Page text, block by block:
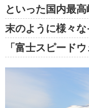
といった国内最
末のように様々
「富士スピード